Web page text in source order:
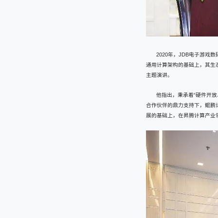
2020年，JDB电子游戏
通用计算架构的基础上，其
主题演讲。
他指出，秉承着“硬件开
合作伙伴的鼎力支持下，鲲鹏
展的基础上，在昇腾计算产业